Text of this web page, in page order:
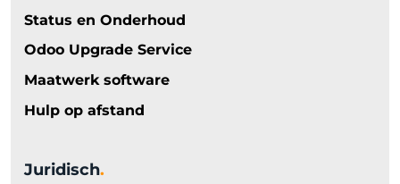
Status en Onderhoud
Odoo Upgrade Service
Maatwerk software
Hulp op afstand
Juridisch.